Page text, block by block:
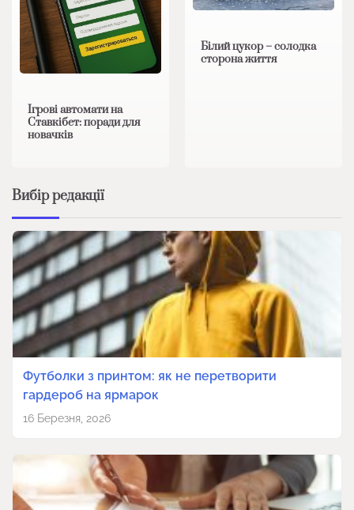
Ігрові автомати на
Ставкібет: поради для
новачків
Білий цукор – солодка
сторона життя
Вибір редакції
Футболки з принтом: як не перетворити
гардероб на ярмарок
16 Березня, 2026